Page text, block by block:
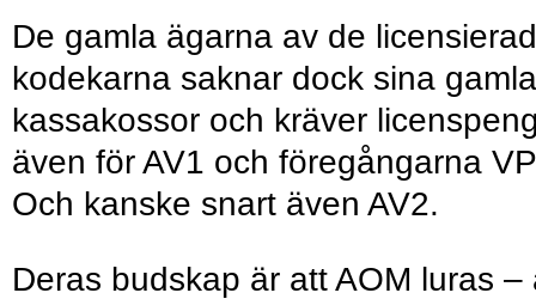
De gamla ägarna av de
kodekarna saknar dock sina gamla
kassakossor och kräver
även för AV1 och föregångarna
Och kanske snart även AV2.
Deras budskap är att AOM luras –